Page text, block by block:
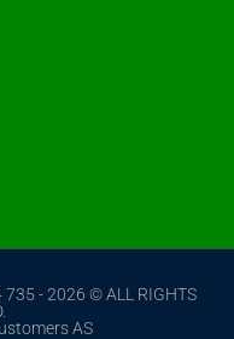
- 2026 © ALL RIGHTS
AS